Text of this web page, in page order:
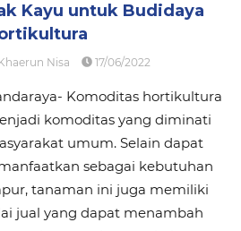
Kayu untuk Budidaya
Nisa 17/06/2022
Komoditas hortikultura
komoditas yang diminati
umum. Selain dapat
sebagai kebutuhan
tanaman ini juga memiliki
jual yang dapat menambah